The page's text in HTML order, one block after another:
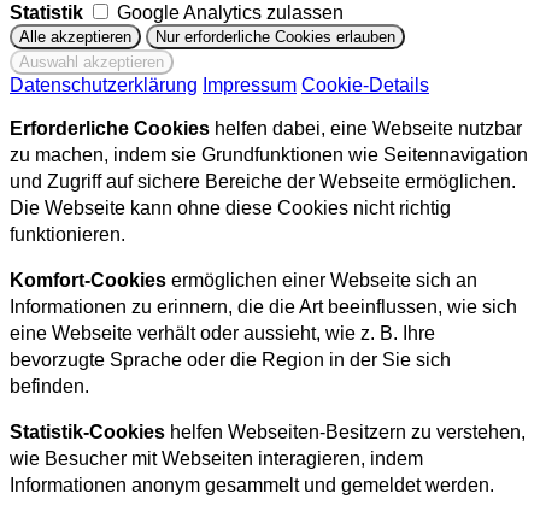
Statistik
Google Analytics zulassen
Datenschutzerklärung Impressum Cookie-Details
Erforderliche Cookies helfen dabei, eine Webseite nutzbar
zu machen, indem sie Grundfunktionen wie Seitennavigation
und Zugriff auf sichere Bereiche der Webseite ermöglichen.
Die Webseite kann ohne diese Cookies nicht richtig
funktionieren.
Komfort-Cookies ermöglichen einer Webseite sich an
Informationen zu erinnern, die die Art beeinflussen, wie sich
eine Webseite verhält oder aussieht, wie z. B. Ihre
bevorzugte Sprache oder die Region in der Sie sich
befinden.
Statistik-Cookies helfen Webseiten-Besitzern zu verstehen,
wie Besucher mit Webseiten interagieren, indem
Informationen anonym gesammelt und gemeldet werden.